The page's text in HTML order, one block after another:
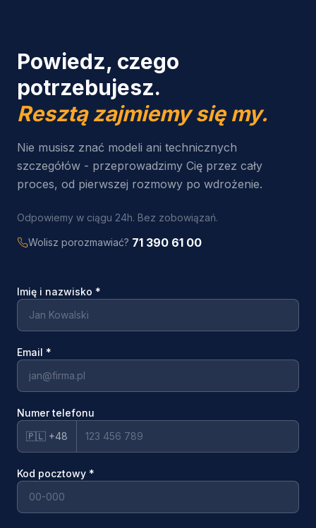
Powiedz, czego
potrzebujesz.
Resztą zajmiemy się my.
Nie musisz znać modeli ani technicznych
szczegółów - przeprowadzimy Cię przez cały
proces, od pierwszej rozmowy po wdrożenie.
Odpowiemy w ciągu 24h. Bez zobowiązań.
Wolisz porozmawiać? 71 390 61 00
Imię i nazwisko *
Email *
Numer telefonu
🇵🇱 +48
Kod pocztowy *